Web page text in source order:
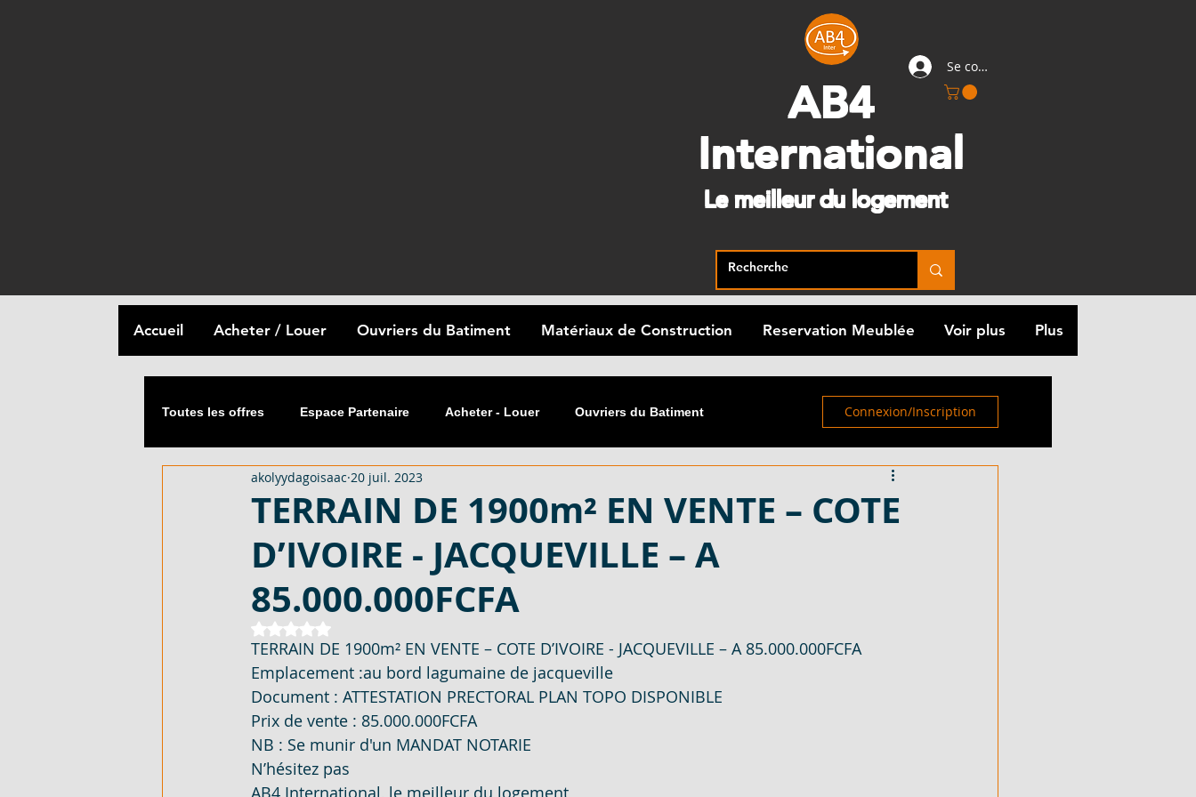
AB4
International
Le meilleur du logement
Se connecter
Accueil Acheter / Louer Ouvriers du Batiment Matériaux de Construction Reservation Meublée Voir plus Plus
Toutes les offres Espace Partenaire Acheter - Louer Ouvriers du Batiment
Matériaux de Construction Réservation Meublée
2054 M² AVEC CPF - EN VENTE - COTE 599 M², 601 M² - EN VENTE - COTE D'
DUPLEX 06 PIECES AVEC ACD - EN VENT
APPARTEMENT 03 PIECES - EN LOCATION MATERIAUX DE CONSTRUCTION - EN VENT
LOTISSEMENT À AKOURÉ 200 HECTARES -
Connexion/Inscription
TERRAIN DE 1900m² EN VENTE – COTE
D’IVOIRE - JACQUEVILLE – A
85.000.000FCFA
akolyydagoisaac 20 juil. 2023
Noté NaN étoiles sur 5.
TERRAIN DE 1900m² EN VENTE – COTE D’IVOIRE - JACQUEVILLE – A 85.000.000FCFA
Emplacement :au bord lagumaine de jacqueville
Document : ATTESTATION PRECTORAL PLAN TOPO DISPONIBLE
Prix de vente : 85.000.000FCFA
NB : Se munir d'un MANDAT NOTARIE
N’hésitez pas
AB4 International, le meilleur du logement